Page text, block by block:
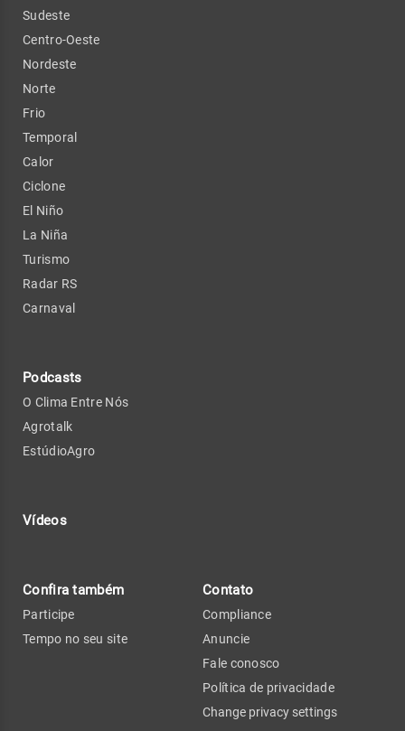
Sudeste
Centro-Oeste
Nordeste
Norte
Frio
Temporal
Calor
Ciclone
El Niño
La Niña
Turismo
Radar RS
Carnaval
Podcasts
O Clima Entre Nós
Agrotalk
EstúdioAgro
Vídeos
Confira também
Participe
Tempo no seu site
Contato
Compliance
Anuncie
Fale conosco
Política de privacidade
Change privacy settings